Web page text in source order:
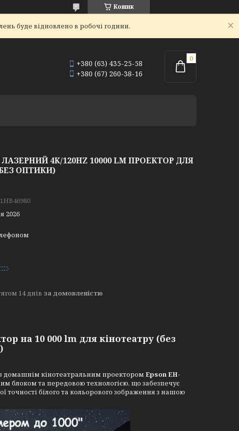
Кошик
буде відновлено в робочі години.
+380 (63) 435-25-58
+380 (67) 260-38-16
ЛАЗЕРНИЙ 4K/120HZ 10000 LM ПРОЕКТОР ДЛЯ
ОПТИКИ)
2026
14 днів за домовленістю
на 10 000 lm для кінотеатру (без
з домашнім кінотеатральним проектором Epson EH-
блоком та передовою технологією, що забезпечує
точності білого та кольорового зображення з нашою